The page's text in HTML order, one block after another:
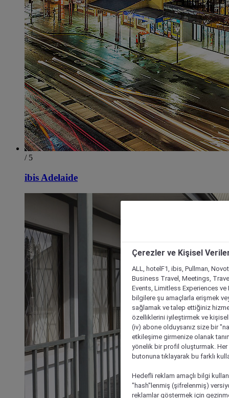
/ 5
ibis Adelaide
Çerezler ve Kişisel
ALL, hotelF1, ibis, Pullman,
Business Travel, Meetings,
Events, Limitless Experiences
bilgilere şu amaçlarla erişmek
sağlamak ve talep ettiğiniz
özelliklerini iyileştirmek ve
(iv) abone olduysanız size bir
etkileşime girmenize olanak
yönelik bir profil oluşturmak.
butonuna tıklayarak bu farklı
Hedefli reklam amaçlı bilgi
"hash"lenmiş (şifrelenmiş)
reklamlar göstermek için